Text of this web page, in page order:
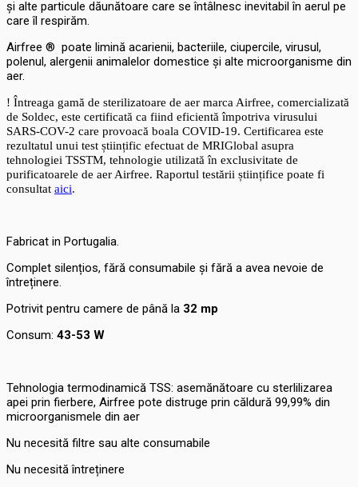
și alte particule dăunătoare care se întâlnesc inevitabil în aerul pe
care îl respirăm.
Airfree ® poate limină acarienii, bacteriile, ciupercile, virusul,
polenul, alergenii animalelor domestice și alte microorganisme din
aer.
! Întreaga gamă de sterilizatoare de aer marca Airfree, comercializată
de Soldec, este certificată ca fiind eficientă împotriva virusului
SARS-COV-2 care provoacă boala COVID-19. Certificarea este
rezultatul unui test științific efectuat de MRIGlobal asupra
tehnologiei TSSTM, tehnologie utilizată în exclusivitate de
purificatoarele de aer Airfree. Raportul testării științifice poate fi
consultat aici.
Fabricat in Portugalia.
Complet silențios, fără consumabile și fără a avea nevoie de
întreținere.
Potrivit pentru camere de până la 32 mp
Consum: 43-53 W
Tehnologia termodinamică TSS: asemănătoare cu sterlilizarea
apei prin fierbere, Airfree pote distruge prin căldură 99,99% din
microorganismele din aer
Nu necesită filtre sau alte consumabile
Nu necesită întreținere